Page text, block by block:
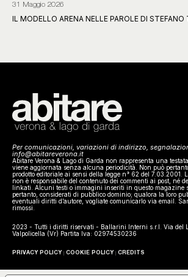
31 Maggio 2026
IL MODELLO ARENA NELLE PAROLE DI STEFANO
Per comunicazioni, variazioni di indirizzo,
info@abitareverona.it
Abitare Verona & Lago di Garda non rappresenta una
viene aggiornata senza alcuna periodicità. Non può
prodotto editoriale ai sensi della legge n° 62 del 7.03.2001.
non è responsabile del contenuto dei commenti ai post, né
linkati. Alcuni testi o immagini inseriti in questo magazine
pertanto, considerati di pubblico dominio; qualora la loro
eventuali diritti d’autore, vogliate comunicarlo via email.
rimossi.
2023 - Tutti i diritti riservati - Ballarini Interni s.r.l. Via del
Valpolicella (Vr) Partita Iva: 02974530236
PRIVACY POLICY COOKIE POLICY CREDITS